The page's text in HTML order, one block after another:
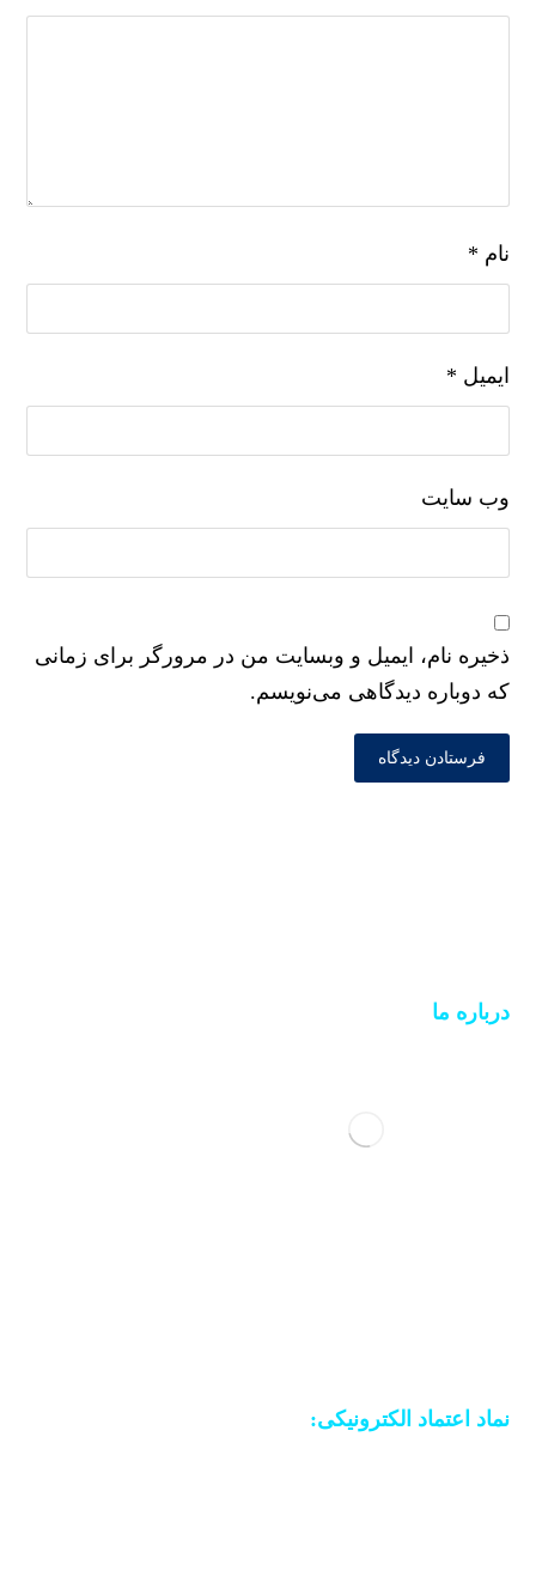
نام *
ایمیل *
وب‌ سایت
ذخیره نام، ایمیل و وبسایت من در مرورگر برای زمانی
که دوباره دیدگاهی می‌نویسم.
درباره ما
نماد اعتماد الکترونیکی: